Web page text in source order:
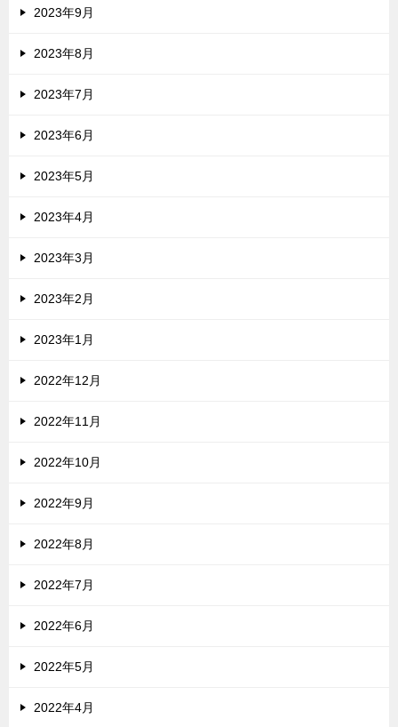
2023年9月
2023年8月
2023年7月
2023年6月
2023年5月
2023年4月
2023年3月
2023年2月
2023年1月
2022年12月
2022年11月
2022年10月
2022年9月
2022年8月
2022年7月
2022年6月
2022年5月
2022年4月